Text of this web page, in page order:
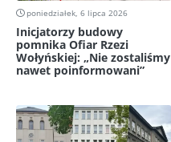
poniedziałek, 6 lipca 2026
Inicjatorzy budowy
pomnika Ofiar Rzezi
Wołyńskiej: „Nie zostaliśmy
nawet poinformowani”